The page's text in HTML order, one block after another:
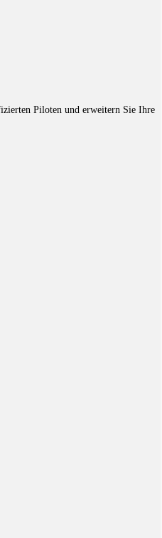
Piloten und erweitern Sie Ihre